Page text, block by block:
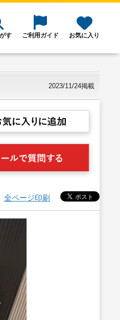
す ご利用ガイド お気に入り
2023/11/24掲載
全ページ印刷